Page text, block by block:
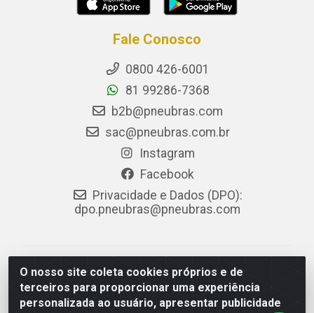
O nosso site coleta cookies próprios e de
terceiros para proporcionar uma experiência
personalizada ao usuário, apresentar publicidade
Fale Conosco
0800 426-6001
81 99286-7368
b2b@pneubras.com
sac@pneubras.com.br
Instagram
Facebook
Privacidade e Dados (DPO):
dpo.pneubras@pneubras.com
PneuBras - Rodovia BR-101, KM 82 - Prazeres,
Jaboatão dos Guararapes/PE - CEP 54.335-000 - CNPJ
08.678.386/0001-05 - Pneubras Comércio de Pneus